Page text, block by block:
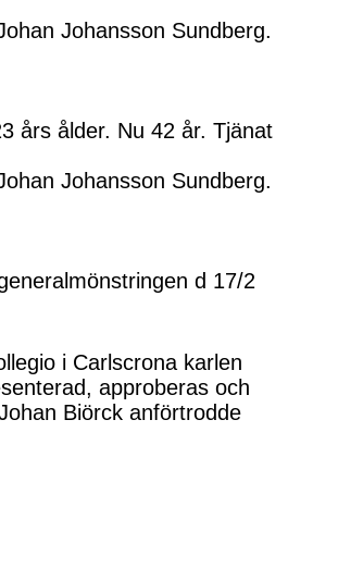
Johansson Sundberg.
års ålder. Nu 42 år. Tjänat
Johansson Sundberg.
d 17/2
i Carlscrona karlen
approberas och
Biörck anförtrodde